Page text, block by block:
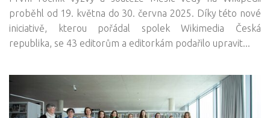
proběhl od 19. května do 30. června 2025. Díky této nové
iniciativě, kterou pořádal spolek Wikimedia Česká
republika, se 43 editorům a editorkám podařilo upravit...